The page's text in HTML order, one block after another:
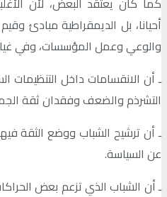
أحيانا، بل الديمقراطية مبادئ
والوعي وعمل المؤسسات، وفي
ـ أن الانقسامات داخل التنظيمات
التشرذم والضعف وفقدان ثقة
ـ أن ترشيح الشباب ووضع الثقة
عن السياسة.
ـ أن الشباب الذي تزعم بعض